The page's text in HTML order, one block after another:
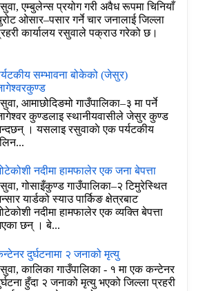
एम्बुलेन्स प्रयोग गरी अवैध रूपमा चिनियाँ
ओसार–पसार गर्ने चार जनालाई जिल्ला
कार्यालय रसुवाले पक्राउ गरेको छ।
सम्भावना बोकेको (जेसुर)
आमाछोदिङमो गाउँपालिका–३ मा पर्ने
कुण्डलाइ स्थानीयवासीले जेसुर कुण्ड
। यसलाइ रसुवाकाे एक पर्यटकीय
नदीमा हामफालेर एक जना बेपत्ता
गोसाइँकुण्ड गाउँपालिका–२ टिमुरेस्थित
यार्डको स्याउ पार्किङ क्षेत्रबाट
नदीमा हामफालेर एक व्यक्ति बेपत्ता
छन् । बे...
दुर्घटनामा २ जनाको मृत्यु
कालिका गाउँपालिका - १ मा एक कन्टेनर
हुँदा २ जनाको मृत्यु भएको जिल्ला प्रहरी